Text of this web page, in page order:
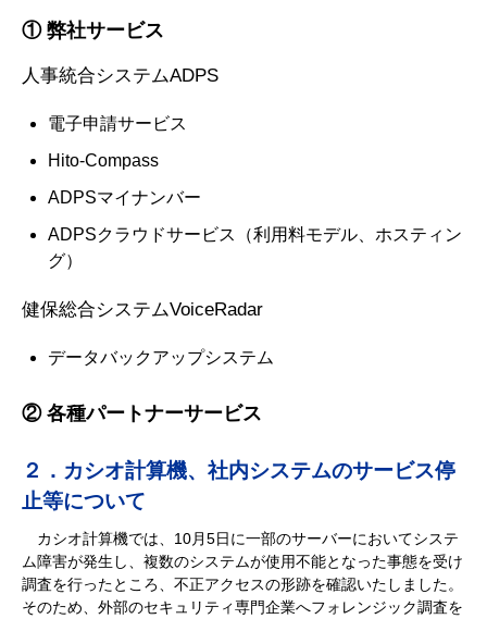
① 弊社サービス
人事統合システムADPS
電子申請サービス
Hito-Compass
ADPSマイナンバー
ADPSクラウドサービス（利用料モデル、ホスティン
グ）
健保総合システムVoiceRadar
データバックアップシステム
② 各種パートナーサービス
２．カシオ計算機、社内システムのサービス停
止等について
カシオ計算機では、10月5日に一部のサーバーにおいてシステ
ム障害が発生し、複数のシステムが使用不能となった事態を受け
調査を行ったところ、不正アクセスの形跡を確認いたしました。
そのため、外部のセキュリティ専門企業へフォレンジック調査を